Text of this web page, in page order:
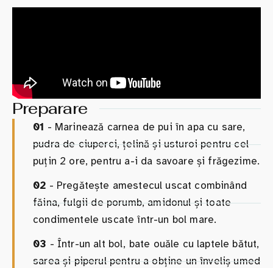
Preparare
01 - Marinează carnea de pui în apa cu sare,
pudra de ciuperci, țelină și usturoi pentru cel
puțin 2 ore, pentru a-i da savoare și frăgezime.
02 - Pregătește amestecul uscat combinând
făina, fulgii de porumb, amidonul și toate
condimentele uscate într-un bol mare.
03 - Într-un alt bol, bate ouăle cu laptele bătut,
sarea și piperul pentru a obține un înveliș umed